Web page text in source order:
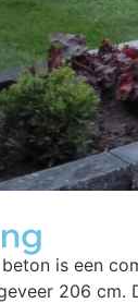
is een
206